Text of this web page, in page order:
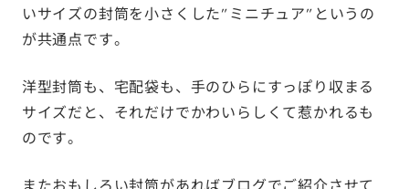
いサイズの封筒を小さくした”ミニチュア”というの
が共通点です。
洋型封筒も、宅配袋も、手のひらにすっぽり収まる
サイズだと、それだけでかわいらしくて惹かれるも
のです。